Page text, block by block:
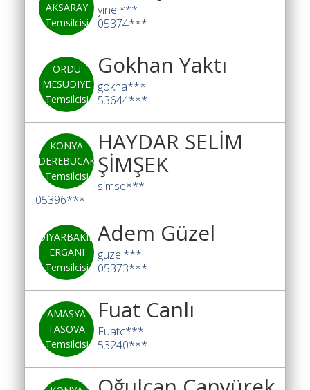
AKSARAY
Temsilcisi
yine.***
05374***
ORDU
MESUDIYE
Temsilcisi
Gokhan Yaktı
gokha***
53644***
KONYA
DEREBUCAK
Temsilcisi
HAYDAR SELİM
ŞİMŞEK
simse***
05396***
DIYARBAKIR
ERGANI
Temsilcisi
Adem Güzel
guzel***
05373***
AMASYA
TASOVA
Temsilcisi
Fuat Canlı
Fuatc***
53240***